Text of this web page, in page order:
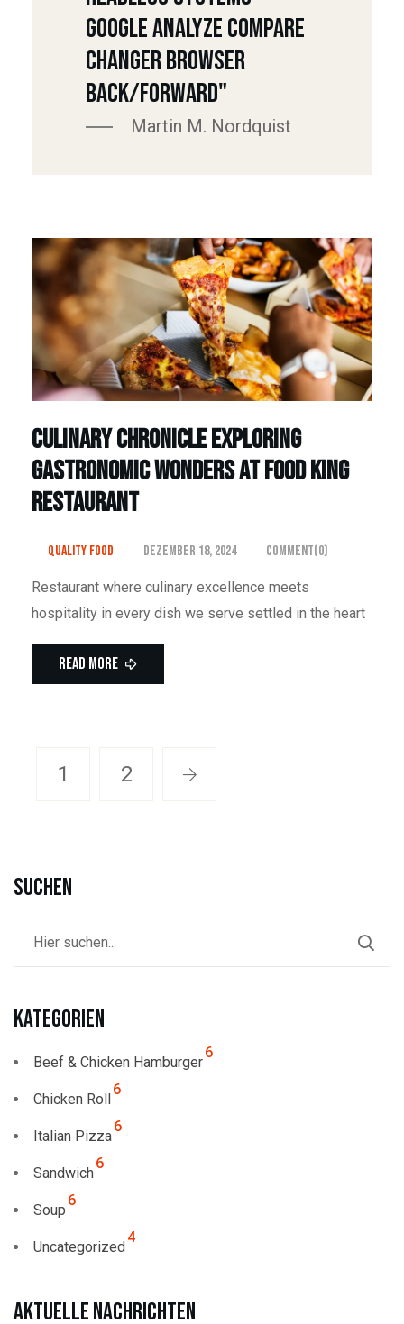
Google Analyze Compare
Changer Browser
Back/Forward"
Martin M. Nordquist
Culinary Chronicle Exploring
Gastronomic Wonders at food king
Restaurant
Quality Food Dezember 18, 2024 Comment(0)
Restaurant where culinary excellence meets
hospitality in every dish we serve settled in the heart
Read More
1 2
Suchen
Kategorien
Beef & Chicken Hamburger
6
Chicken Roll
6
Italian Pizza
6
Sandwich
6
Soup
6
Uncategorized
4
Aktuelle Nachrichten